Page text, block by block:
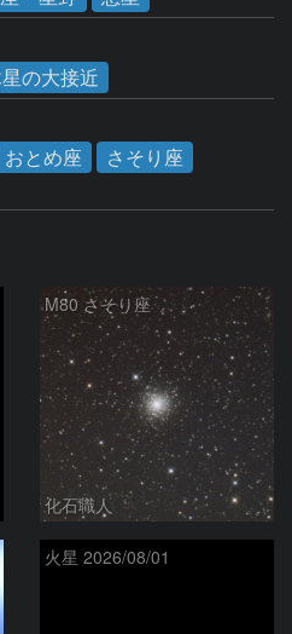
の大接近
おとめ座
さそり座
M80 さそり座
化石職人
火星 2026/08/01